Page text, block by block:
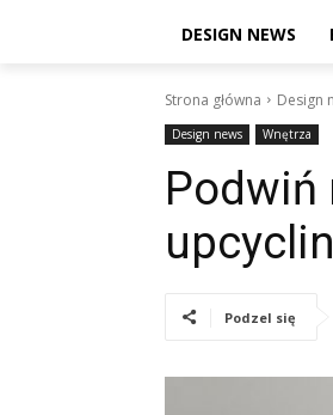
DESIGN NEWS
Strona główna Design
Design news Wnętrza
Podwiń
Podzel się